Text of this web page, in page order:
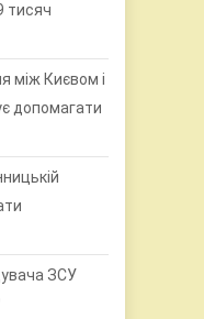
тисяч
між Києвом і
допомагати
ЗСУ